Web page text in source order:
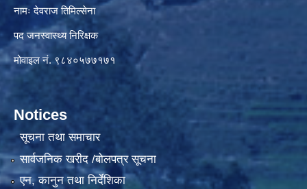
नामः देवराज तिमिल्सेना
पद जनस्वास्थ्य निरिक्षक
मोवाइल नं. ९८४०५७७१७१
Notices
सूचना तथा समाचार
सार्वजनिक खरीद /बोलपत्र सूचना
एन, कानुन तथा निर्देशिका